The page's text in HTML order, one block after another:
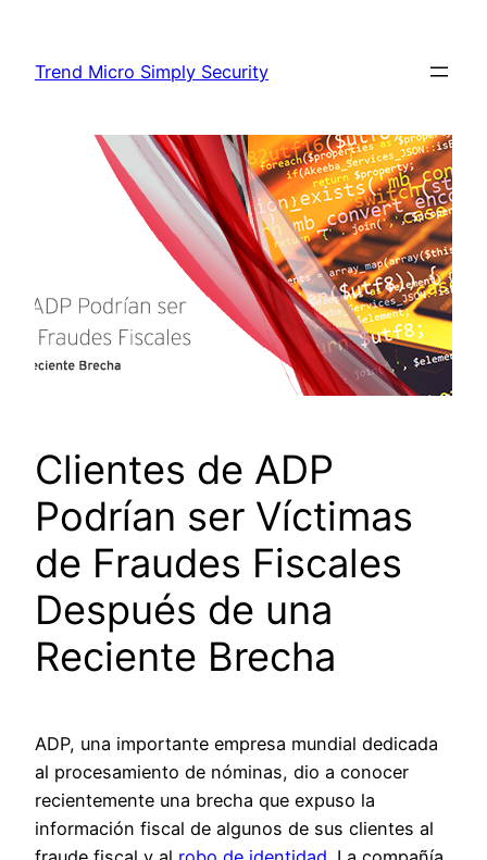
content
Trend Micro Simply Security
Clientes de ADP
Podrían ser Víctimas
de Fraudes Fiscales
Después de una
Reciente Brecha
ADP, una importante empresa mundial dedicada
al procesamiento de nóminas, dio a conocer
recientemente una brecha que expuso la
información fiscal de algunos de sus clientes al